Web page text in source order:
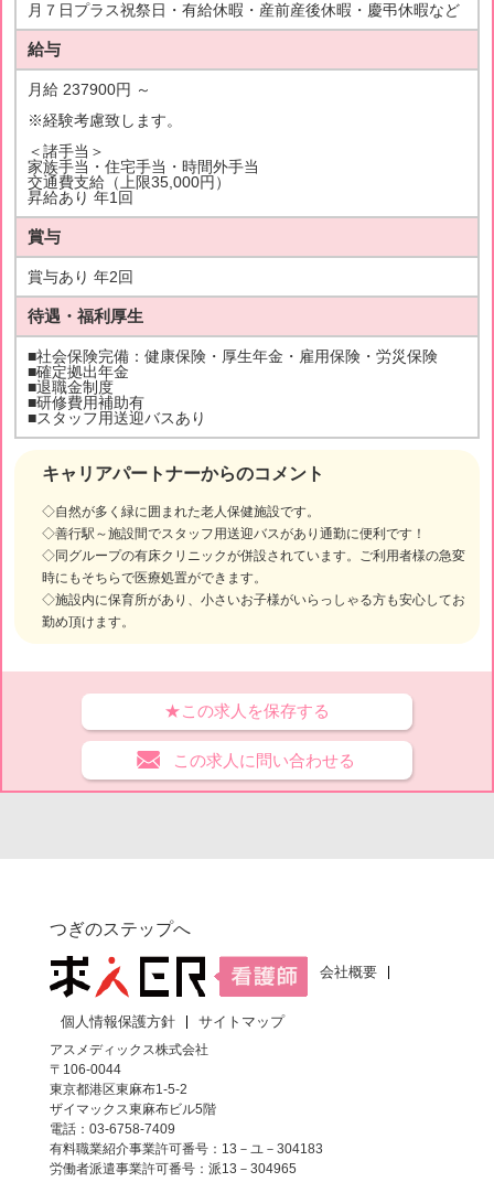
キャリアパートナーからのコメント
◇自然が多く緑に囲まれた老人保健施設です。
◇善行駅～施設間でスタッフ用送迎バスがあり通勤に便利です！
◇同グループの有床クリニックが併設されています。ご利用者様の急変
時にもそちらで医療処置ができます。
◇施設内に保育所があり、小さいお子様がいらっしゃる方も安心してお
勤め頂けます。
月７日プラス祝祭日・有給休暇・産前産後休暇・慶弔休暇など
給与
月給 237900円 ～
※経験考慮致します。
＜諸手当＞
家族手当・住宅手当・時間外手当
交通費支給（上限35,000円）
昇給あり 年1回
賞与
賞与あり 年2回
待遇・福利厚生
■社会保険完備：健康保険・厚生年金・雇用保険・労災保険
■確定拠出年金
■退職金制度
■研修費用補助有
■スタッフ用送迎バスあり
★この求人を保存する
この求人に問い合わせる
つぎのステップへ
会社概要
個人情報保護方針
サイトマップ
アスメディックス株式会社
〒106-0044
東京都港区東麻布1-5-2
ザイマックス東麻布ビル5階
電話：03-6758-7409
有料職業紹介事業許可番号：13－ユ－304183
労働者派遣事業許可番号：派13－304965